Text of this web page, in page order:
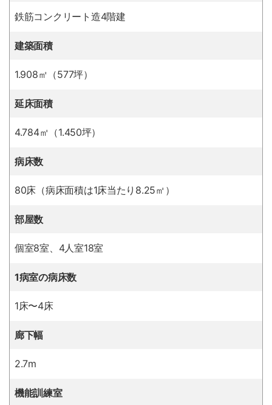
鉄筋コンクリート造4階建
建築面積
1.908㎡（577坪）
延床面積
4.784㎡（1.450坪）
病床数
80床（病床面積は1床当たり8.25㎡）
部屋数
個室8室、4人室18室
1病室の病床数
1床〜4床
廊下幅
2.7m
機能訓練室